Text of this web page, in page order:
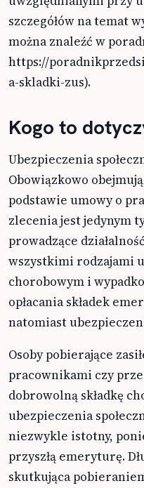
szczegółów na temat
można znaleźć w
https://
a-skladki-zus).
Kogo to
Ubezpieczenia
Obowiązkowo
podstawie umowy o
zlecenia jest jedynym
prowadzące
wszystkimi rodzajami
chorobowym i
opłacania składek
natomiast
Osoby pobierające
pracownikami czy
dobrowolną składkę
ubezpieczenia
niezwykle istotny,
przyszłą emeryturę.
skutkująca